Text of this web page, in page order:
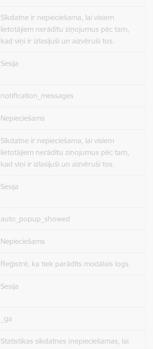
Sīkdatne ir nepieciešama, lai visiem
lietotājiem nerādītu ziņojumus pēc tam,
kad viņi ir izlasījuši un aizvēruši tos.
Sesija
notification_messages
Nepieciešams
Sīkdatne ir nepieciešama, lai visiem
lietotājiem nerādītu ziņojumus pēc tam,
kad viņi ir izlasījuši un aizvēruši tos.
Sesija
auto_popup_showed
Nepieciešams
Reģistrē, ka tiek parādīts modālais logs.
Sesija
_ga
Statistikas sīkdatnes (nepieciešamas, lai